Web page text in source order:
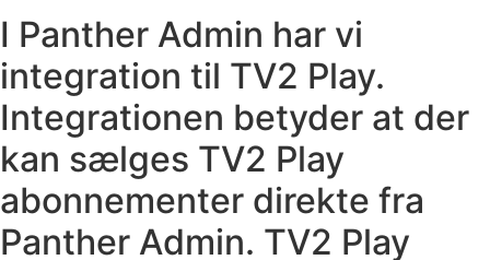
I Panther Admin har vi
integration til TV2 Play.
Integrationen betyder at der
kan sælges TV2 Play
abonnementer direkte fra
Panther Admin. TV2 Play